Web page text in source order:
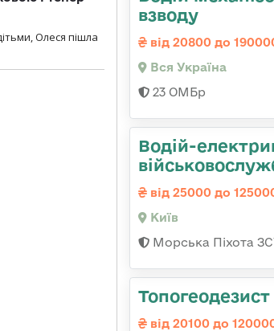
Олеся пішла
взводу
від 20800 до
Вся Україна
23 ОМБр
Водій-
від 25000 до
Київ
Морська Піхота
Топогеодезист
від 20100 до